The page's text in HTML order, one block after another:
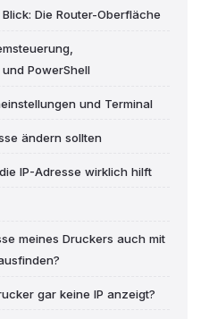
Die Router-Oberfläche
PowerShell
und Terminal
ändern sollten
IP-Adresse wirklich hilft
meines Druckers auch mit
gar keine IP anzeigt?